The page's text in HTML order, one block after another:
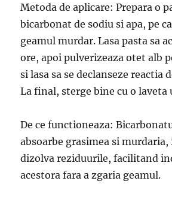
Metoda de aplicare: Prepara o
bicarbonat de sodiu si apa, pe
geamul murdar. Lasa pasta sa
ore, apoi pulverizeaza otet alb
si lasa sa se declanseze reactia
La final, sterge bine cu o laveta
De ce functioneaza:
absoarbe grasimea si
dizolva reziduurile, facilitand
acestora fara a zgaria geamul.